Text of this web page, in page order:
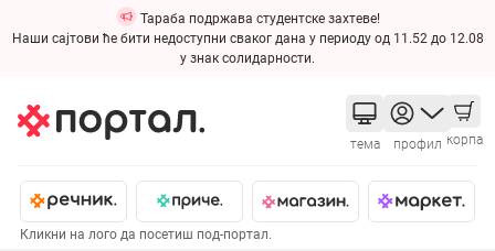
Тараба подржава студентске захтеве!
Наши сајтови ће бити недоступни сваког дана у периоду од 11.52 до 12.08
у знак солидарности.
тема профил корпа
Кликни на лого да посетиш под-портал.